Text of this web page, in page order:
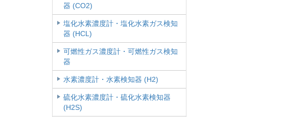
器 (CO2)
塩化水素濃度計・塩化水素ガス検知
器 (HCL)
可燃性ガス濃度計・可燃性ガス検知
器
水素濃度計・水素検知器 (H2)
硫化水素濃度計・硫化水素検知器
(H2S)